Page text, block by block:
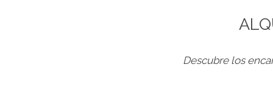
Descubre los